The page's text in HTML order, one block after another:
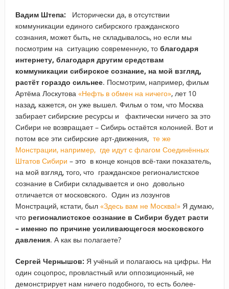
Вадим Штепа: Исторически да, в отсутствии
коммуникации единого сибирского гражданского
сознания, может быть, не складывалось, но если мы
посмотрим на ситуацию современную, то благодаря
интернету, благодаря другим средствам
коммуникации сибирское сознание, на мой взгляд,
растёт гораздо сильнее. Посмотрим, например, фильм
Артёма Лоскутова «Нефть в обмен на ничего», лет 10
назад, кажется, он уже вышел. Фильм о том, что Москва
забирает сибирские ресурсы и фактически ничего за это
Сибири не возвращает – Сибирь остаётся колонией. Вот и
потом все эти сибирские арт-движения, те же
Монстрации, например, где идут с флагом Соединённых
Штатов Сибири – это в конце концов всё-таки показатель,
на мой взгляд, того, что гражданское регионалистское
сознание в Сибири складывается и оно довольно
отличается от московского. Один из лозунгов
Монстраций, кстати, был «Здесь вам не Москва!»Я думаю,
что регионалистское сознание в Сибири будет расти
– именно по причине усиливающегося московского
давления. А как вы полагаете?
Сергей Чернышов: Я учёный и полагаюсь на цифры. Ни
один соцопрос, провластный или оппозиционный, не
демонстрирует нам ничего подобного, то есть более-